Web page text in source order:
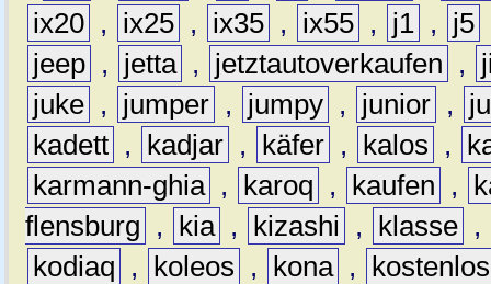
ix20 , ix25 , ix35 , ix55 , j1 , j5
jeep , jetta , jetztautoverkaufen ,
juke , jumper , jumpy , junior ,
kadett , kadjar , käfer , kalos ,
karmann-ghia , karoq , kaufen ,
flensburg
, kia , kizashi , klasse ,
kodiaq
, koleos , kona ,
kostenlos